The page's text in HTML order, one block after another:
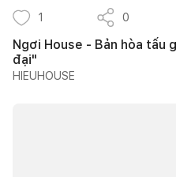
1 0
Ngơi House - Bản hòa
đại"
HIEUHOUSE